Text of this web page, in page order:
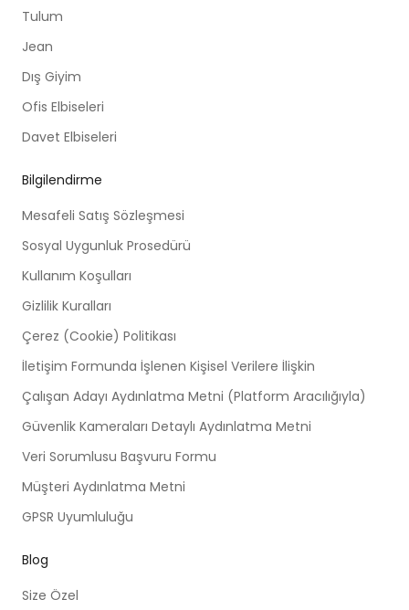
Tulum
Jean
Dış Giyim
Ofis Elbiseleri
Davet Elbiseleri
Bilgilendirme
Mesafeli Satış Sözleşmesi
Sosyal Uygunluk Prosedürü
Kullanım Koşulları
Gizlilik Kuralları
Çerez (Cookie) Politikası
İletişim Formunda İşlenen Kişisel Verilere İlişkin
Çalışan Adayı Aydınlatma Metni (Platform Aracılığıyla)
Güvenlik Kameraları Detaylı Aydınlatma Metni
Veri Sorumlusu Başvuru Formu
Müşteri Aydınlatma Metni
GPSR Uyumluluğu
Blog
Size Özel